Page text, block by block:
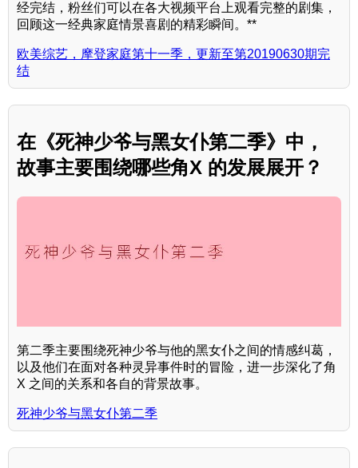
经完结，粉丝们可以在各大视频平台上观看完整的剧集，
回顾这一经典家庭情景喜剧的精彩瞬间。**
欧美综艺，摩登家庭第十一季，更新至第20190630期完
结
在《死神少爷与黑女仆第二季》中，
故事主要围绕哪些角X 的发展展开？
第二季主要围绕死神少爷与他的黑女仆之间的情感纠葛，
以及他们在面对各种灵异事件时的冒险，进一步深化了角
X 之间的关系和各自的背景故事。
死神少爷与黑女仆第二季